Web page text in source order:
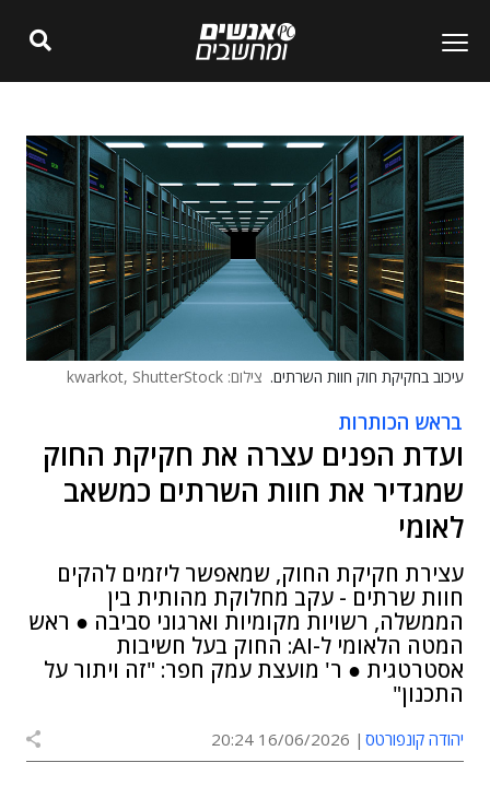
עיכוב בחקיקת חוק חוות השרתים. צילום: kwarkot, ShutterStock
בראש הכותרות
ועדת הפנים עצרה את חקיקת החוק
שמגדיר את חוות השרתים כמשאב
לאומי
עצירת חקיקת החוק, שמאפשר ליזמים להקים
חוות שרתים - עקב מחלוקת מהותית בין
הממשלה, רשויות מקומיות וארגוני סביבה ● ראש
המטה הלאומי ל-AI: החוק בעל חשיבות
אסטרטגית ● ר' מועצת עמק חפר: "זה ויתור על
התכנון"
יהודה קונפורטס 16/06/2026 20:24